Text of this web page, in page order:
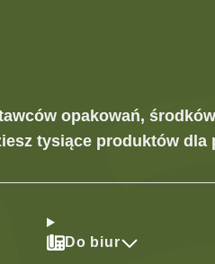
opakowań,
tysiące produktów
Do biur